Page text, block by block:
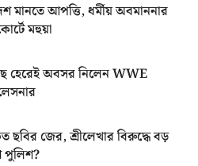
মানতে আপত্তি, ধর্মীয় অবমাননার
মহুয়া
হেরেই অবসর নিলেন WWE
ছবির জের, শ্রীলেখার বিরুদ্ধে বড়
পুলিশ?